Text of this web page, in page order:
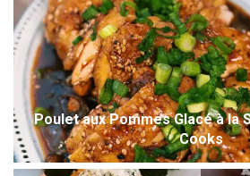
Poulet aux Pommes Glacé à la
Cooks